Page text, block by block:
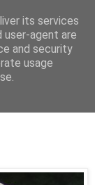
its services
user-agent are
and security
usage